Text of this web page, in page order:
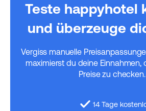
Teste happyhotel
und überzeuge
Vergiss manuelle
maximierst du deine Einnahmen,
Preise zu checken.
14 Tage